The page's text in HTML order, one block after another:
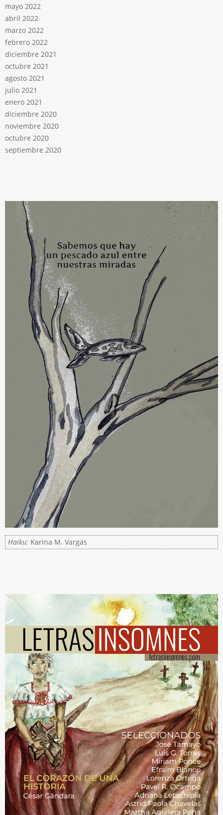
mayo 2022
abril 2022
marzo 2022
febrero 2022
diciembre 2021
octubre 2021
agosto 2021
julio 2021
enero 2021
diciembre 2020
noviembre 2020
octubre 2020
septiembre 2020
Haiku: Karina M. Vargas